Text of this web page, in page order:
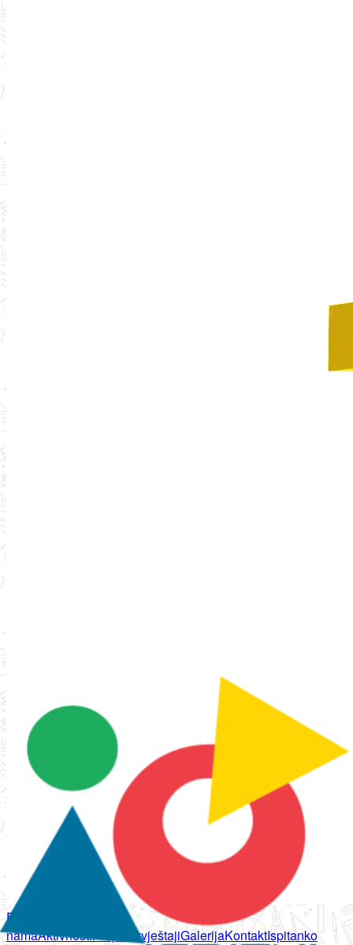
Početna
namaAktivnostiPropisi IzvještajiGalerijaKontaktIspitanko